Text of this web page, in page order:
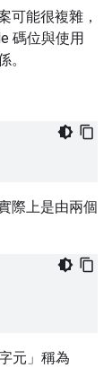
可能很複雜，
碼位與使用
。
際上是由兩個
元」稱為